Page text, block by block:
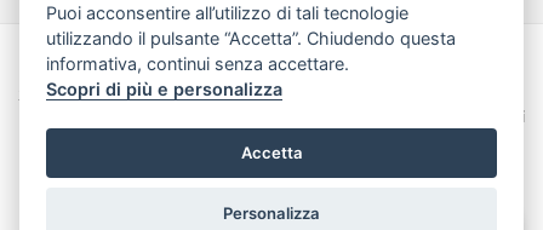
Made with byInfoser.it- Realizzazione Siti ecommerce per Fioristi
2026
Termini e Condizioni
Puoi acconsentire all’utilizzo di tali tecnologie
utilizzando il pulsante “Accetta”. Chiudendo questa
informativa, continui senza accettare.
Scopri di più e personalizza
Accetta
Personalizza